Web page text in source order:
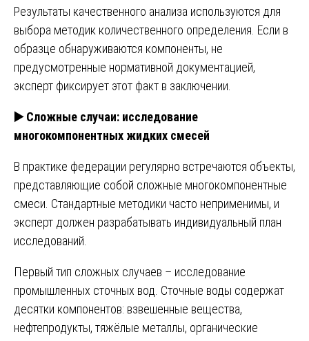
Результаты качественного анализа используются для
выбора методик количественного определения. Если в
образце обнаруживаются компоненты, не
предусмотренные нормативной документацией,
эксперт фиксирует этот факт в заключении.
▶️Сложные случаи: исследование
многокомпонентных жидких смесей
В практике федерации регулярно встречаются объекты,
представляющие собой сложные многокомпонентные
смеси. Стандартные методики часто неприменимы, и
эксперт должен разрабатывать индивидуальный план
исследований.
Первый тип сложных случаев – исследование
промышленных сточных вод. Сточные воды содержат
десятки компонентов: взвешенные вещества,
нефтепродукты, тяжёлые металлы, органические